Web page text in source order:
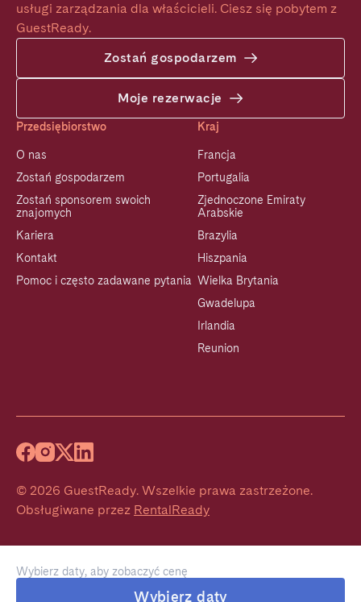
Wybierz daty, aby zobaczyć cenę
Wybierz daty
usługi zarządzania dla właścicieli. Ciesz się pobytem z
GuestReady.
Zostań gospodarzem
Moje rezerwacje
Przedsiębiorstwo
O nas
Zostań gospodarzem
Zostań sponsorem swoich
znajomych
Kariera
Kontakt
Pomoc i często zadawane pytania
Kraj
Francja
Portugalia
Zjednoczone Emiraty
Arabskie
Brazylia
Hiszpania
Wielka Brytania
Gwadelupa
Irlandia
Reunion
© 2026 GuestReady. Wszelkie prawa zastrzeżone.
Obsługiwane przez RentalReady